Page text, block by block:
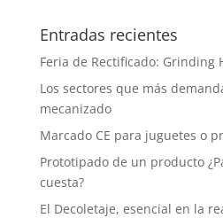
Entradas recientes
Feria de Rectificado: Grinding
Los sectores que más
mecanizado
Marcado CE para juguetes o
Prototipado de un producto
cuesta?
El Decoletaje, esencial en la